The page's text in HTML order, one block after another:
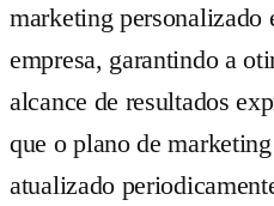
marketing personalizado
empresa, garantindo a
alcance de resultados
que o plano de
atualizado